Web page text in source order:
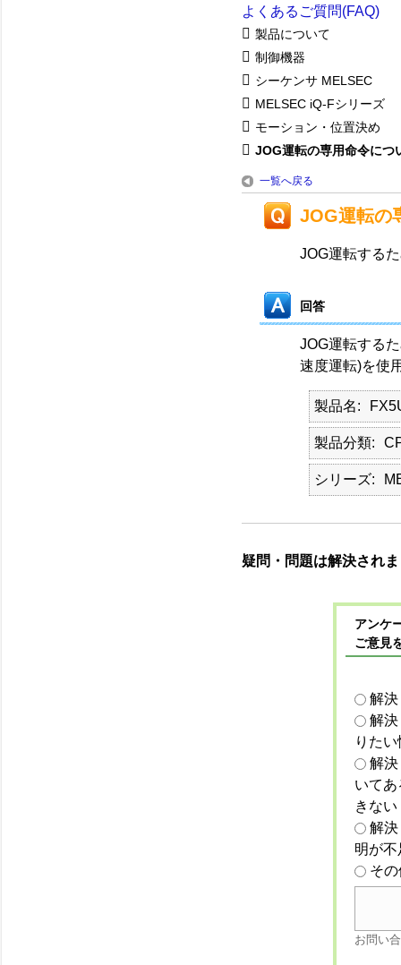
よくあるご質問(FAQ)
製品について
制御機器
シーケンサ MELSEC
MELSEC iQ-Fシリーズ
モーション・位置決め
JOG運転の専用命令につ
一覧へ戻る
JOG運転の
JOG運転する
回答
JOG運転する
速度運転)を使
製品名
製品分類
シリーズ
疑問・問題は解決され
アンケ
ご意見
解
解
りた
解
いて
きない
解
明が
そ
お問い